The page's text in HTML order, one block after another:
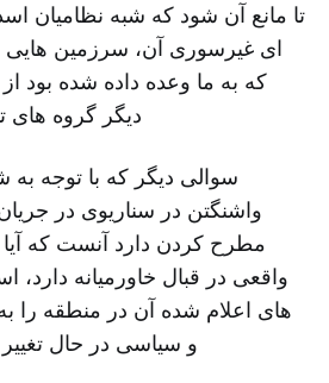
تا مانع آن شود که شبه نظامیان
ای غیرسوری آن، سرزمین هایی
که به ما وعده داده شده بود
دیگر گروه های
سوالی دیگر که با توجه
واشنگتن در سناریوی در
مطرح کردن دارد آنست که آیا
واقعی در قبال خاورمیانه دارد،
های اعلام شده آن در منطقه را
و سیاسی در حال